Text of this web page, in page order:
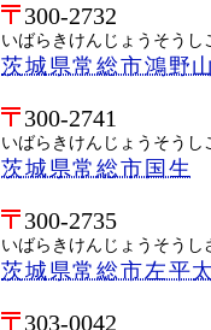
300-2732
いばらきけんじょうそうし
茨城県常総市鴻野
300-2741
いばらきけんじょうそうし
茨城県常総市国生
300-2735
いばらきけんじょうそうし
茨城県常総市左平
303-0042